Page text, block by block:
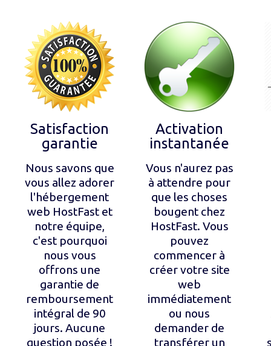
Satisfaction
garantie
Nous savons que
vous allez adorer
l'hébergement
web HostFast et
notre équipe,
c'est pourquoi
nous vous
offrons une
garantie de
remboursement
intégral de 90
jours. Aucune
question posée !
Activation
instantanée
Vous n'aurez pas
à attendre pour
que les choses
bougent chez
HostFast. Vous
pouvez
commencer à
créer votre site
web
immédiatement
ou nous
demander de
transférer un